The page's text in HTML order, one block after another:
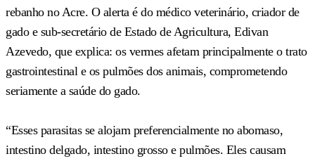
rebanho no Acre. O alerta é do médico veterinário, criador de
gado e sub-secretário de Estado de Agricultura, Edivan
Azevedo, que explica: os vermes afetam principalmente o trato
gastrointestinal e os pulmões dos animais, comprometendo
seriamente a saúde do gado.
“Esses parasitas se alojam preferencialmente no abomaso,
intestino delgado, intestino grosso e pulmões. Eles causam